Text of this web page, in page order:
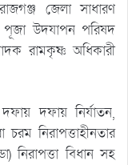
জেলা সাধারণ
উদযাপন পরিষদ
রামকৃষ্ণ অধিকারী
দফায় নির্যাতন,
চরম নিরাপত্তাহীনতার
নিরাপত্তা বিধান সহ